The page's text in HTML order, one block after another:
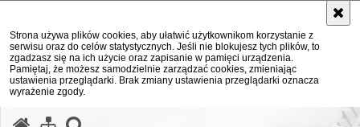
Strona używa plików cookies, aby ułatwić użytkownikom korzystanie z
serwisu oraz do celów statystycznych. Jeśli nie blokujesz tych plików, to
zgadzasz się na ich użycie oraz zapisanie w pamięci urządzenia.
Pamiętaj, że możesz samodzielnie zarządzać cookies, zmieniając
ustawienia przeglądarki. Brak zmiany ustawienia przeglądarki oznacza
wyrażenie zgody.